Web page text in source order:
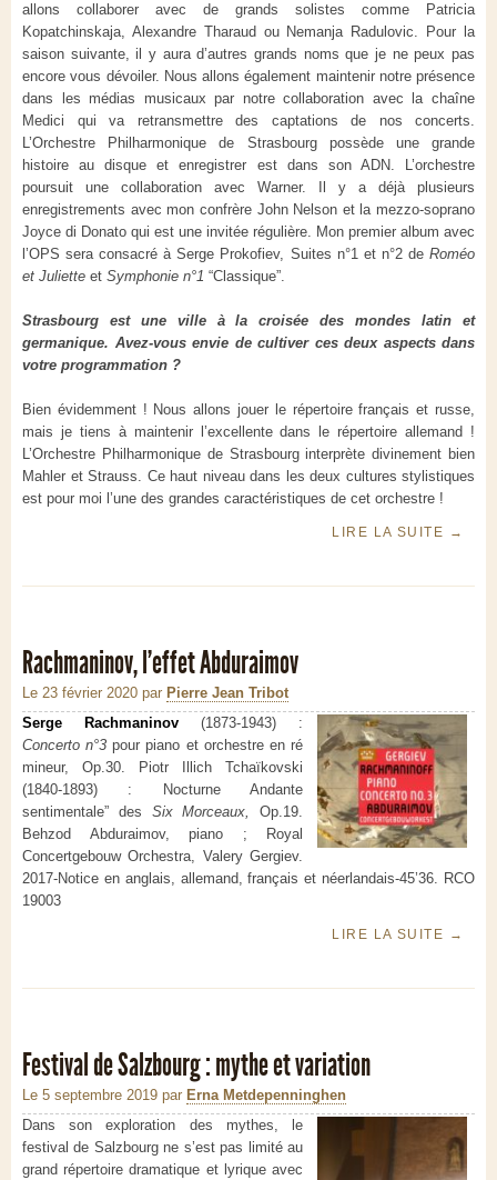
allons collaborer avec de grands solistes comme Patricia
Kopatchinskaja, Alexandre Tharaud ou Nemanja Radulovic. Pour la
saison suivante, il y aura d’autres grands noms que je ne peux pas
encore vous dévoiler. Nous allons également maintenir notre présence
dans les médias musicaux par notre collaboration avec la chaîne
Medici qui va retransmettre des captations de nos concerts.
L’Orchestre Philharmonique de Strasbourg possède une grande
histoire au disque et enregistrer est dans son ADN. L’orchestre
poursuit une collaboration avec Warner. Il y a déjà plusieurs
enregistrements avec mon confrère John Nelson et la mezzo-soprano
Joyce di Donato qui est une invitée régulière. Mon premier album avec
l’OPS sera consacré à Serge Prokofiev, Suites n°1 et n°2 de Roméo
et Juliette et Symphonie n°1 “Classique”.
Strasbourg est une ville à la croisée des mondes latin et
germanique. Avez-vous envie de cultiver ces deux aspects dans
votre programmation ?
Bien évidemment ! Nous allons jouer le répertoire français et russe,
mais je tiens à maintenir l’excellente dans le répertoire allemand !
L’Orchestre Philharmonique de Strasbourg interprète divinement bien
Mahler et Strauss. Ce haut niveau dans les deux cultures stylistiques
est pour moi l’une des grandes caractéristiques de cet orchestre !
LIRE LA SUITE →
Rachmaninov, l’effet Abduraimov
Le 23 février 2020 par Pierre Jean Tribot
Serge Rachmaninov (1873-1943) :
Concerto n°3 pour piano et orchestre en ré
mineur, Op.30. Piotr Illich Tchaïkovski
(1840-1893) :
Nocturne Andante
sentimentale” des Six Morceaux, Op.19.
Behzod Abduraimov, piano ; Royal
Concertgebouw Orchestra, Valery Gergiev.
2017-Notice en anglais, allemand, français et néerlandais-45’36. RCO
19003
LIRE LA SUITE →
Festival de Salzbourg : mythe et variation
Le 5 septembre 2019 par Erna Metdepenninghen
Dans son exploration des mythes, le
festival de Salzbourg ne s’est pas limité au
grand répertoire dramatique et lyrique avec